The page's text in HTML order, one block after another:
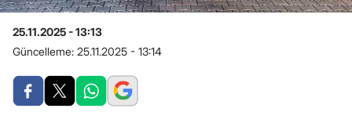
25.11.2025 - 13:13
Güncelleme: 25.11.2025 - 13:14